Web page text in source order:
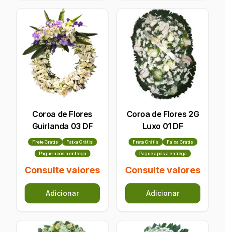
Coroa de Flores
Guirlanda 03 DF
Frete Grátis Faixa Grátis
Pague após a entrega
Consulte valores
Adicionar
Coroa de Flores 2G
Luxo 01 DF
Frete Grátis Faixa Grátis
Pague após a entrega
Consulte valores
Adicionar